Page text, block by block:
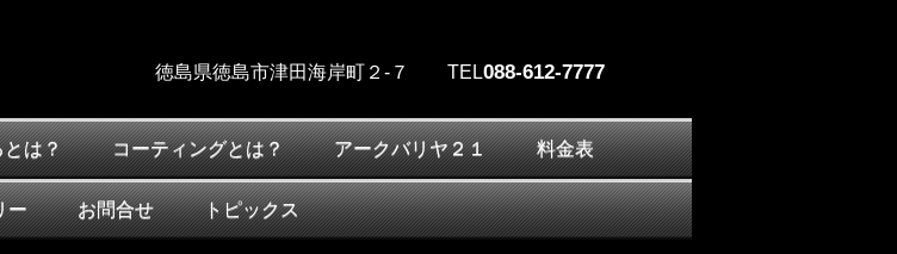
徳島県徳島市津田海岸町２-７ TEL088-612-7777
とは？ コーティングとは？ アークバリヤ２１ 料金表
ー お問合せ トピックス